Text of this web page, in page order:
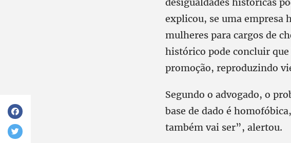
explicou, se uma empresa
mulheres para cargos de
histórico pode concluir
promoção, reproduzindo
Segundo o advogado, o
base de dado é
também vai ser”, alertou.